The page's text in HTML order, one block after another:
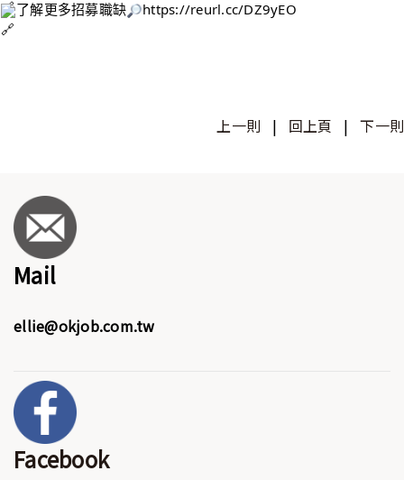
了解更多招募職缺
https://reurl.cc/DZ9yEO
上一則 | 回上頁 |下一則
Mail
ellie@okjob.com.tw
Facebook